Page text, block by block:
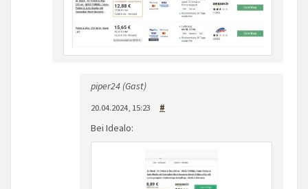
piper24 (Gast)
20.04.2024, 15:23 #
Bei Idealo: